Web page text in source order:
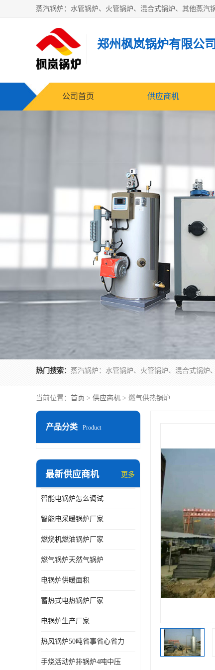
郑州枫岚锅炉有限公司
公司首页 供应商机
热门搜索：
当前位置： 首页 > 供应商机 > 燃气供热锅炉
产品分类 Product
最新供应商机 更多
智能电锅炉怎么调试
智能电采暖锅炉厂家
燃烧机燃油锅炉厂家
燃气锅炉天然气锅炉
电锅炉供暖面积
蓄热式电热锅炉厂家
电锅炉生产厂家
热风锅炉50吨省事省心省力
手烧活动炉排锅炉4吨中压